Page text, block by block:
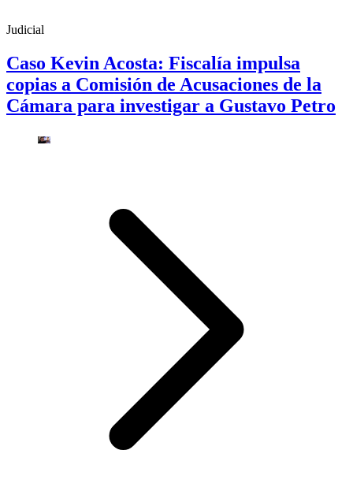
Judicial
Caso Kevin Acosta: Fiscalía impulsa
copias a Comisión de Acusaciones de la
Cámara para investigar a Gustavo Petro